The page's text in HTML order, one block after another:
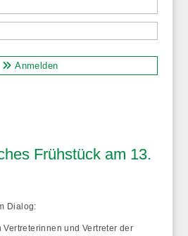
Anmelden
Frühstück am 13.
Dialog:
Vertreterinnen und Vertreter der